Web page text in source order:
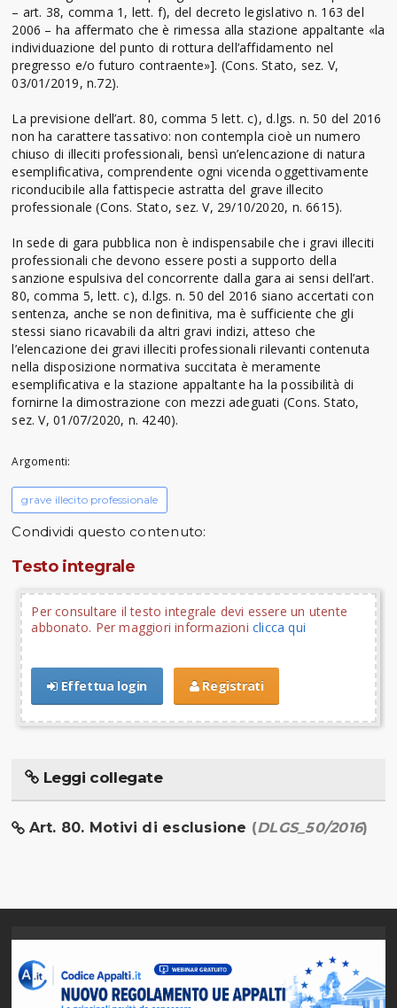
– art. 38, comma 1, lett. f), del decreto legislativo n. 163 del
2006 – ha affermato che è rimessa alla stazione appaltante «la
individuazione del punto di rottura dell’affidamento nel
pregresso e/o futuro contraente»]. (Cons. Stato, sez. V,
03/01/2019, n.72).
La previsione dell’art. 80, comma 5 lett. c), d.lgs. n. 50 del 2016
non ha carattere tassativo: non contempla cioè un numero
chiuso di illeciti professionali, bensì un’elencazione di natura
esemplificativa, comprendente ogni vicenda oggettivamente
riconducibile alla fattispecie astratta del grave illecito
professionale (Cons. Stato, sez. V, 29/10/2020, n. 6615).
In sede di gara pubblica non è indispensabile che i gravi illeciti
professionali che devono essere posti a supporto della
sanzione espulsiva del concorrente dalla gara ai sensi dell’art.
80, comma 5, lett. c), d.lgs. n. 50 del 2016 siano accertati con
sentenza, anche se non definitiva, ma è sufficiente che gli
stessi siano ricavabili da altri gravi indizi, atteso che
l’elencazione dei gravi illeciti professionali rilevanti contenuta
nella disposizione normativa succitata è meramente
esemplificativa e la stazione appaltante ha la possibilità di
fornirne la dimostrazione con mezzi adeguati (Cons. Stato,
sez. V, 01/07/2020, n. 4240).
Argomenti:
grave illecito professionale
Condividi questo contenuto:
Testo integrale
Per consultare il testo integrale devi essere un utente
abbonato. Per maggiori informazioni clicca qui
Effettua login Registrati
Leggi collegate
Art. 80. Motivi di esclusione (DLGS_50/2016)